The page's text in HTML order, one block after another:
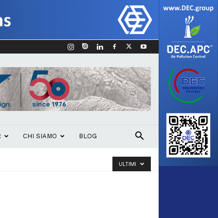
CHI SIAMO BLOG
ULTIMI